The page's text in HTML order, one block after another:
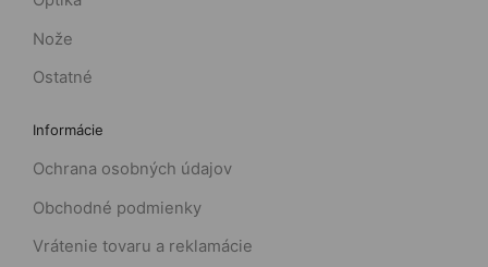
Nože
Ostatné
Informácie
Ochrana osobných údajov
Obchodné podmienky
Vrátenie tovaru a reklamácie